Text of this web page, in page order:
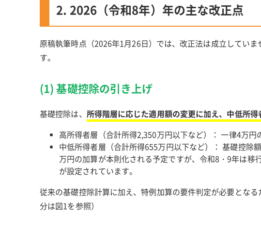
2. 2026（令和8年）年の主な改正点
原稿執筆時点（2026年1月26日）では、改正法は成立してい
す。
(1) 基礎控除の引き上げ
基礎控除は、 所得階層に応じた適用額の変更に加え、中低所
高所得者層（合計所得2,350万円以下など）： 一律4万円
中低所得者層（合計所得655万円以下など）： 基礎控除
万円の加算が本則化される予定ですが、令和8・9年は移
が設定されています。
従来の基礎控除計算に加え、特例加算の要件判定が必要とな
分は図1を参照）